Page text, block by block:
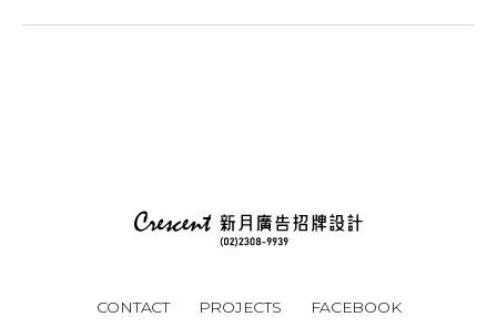
CONTACT PROJECTS FACEBOOK